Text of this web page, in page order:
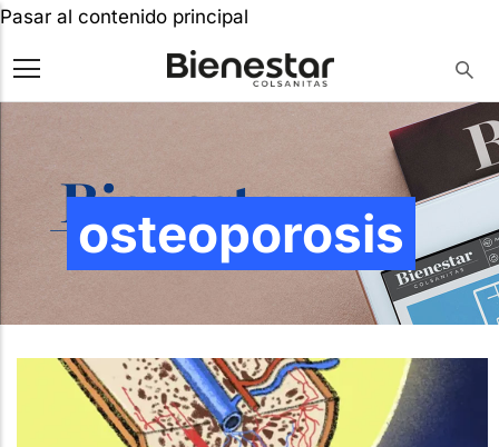
Pasar al contenido principal
osteoporosis